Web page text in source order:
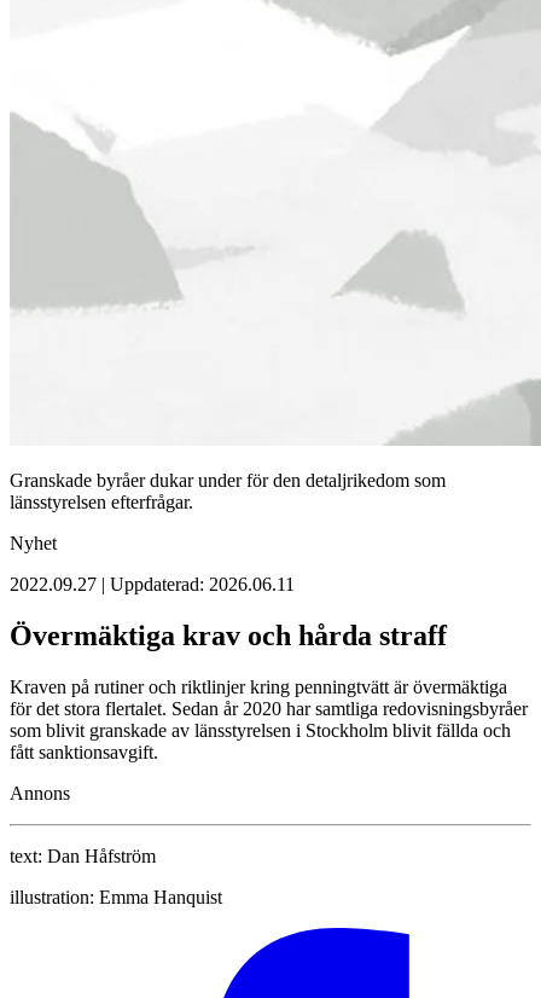
Granskade byråer dukar under för den detaljrikedom som
länsstyrelsen efterfrågar.
Nyhet
2022.09.27 | Uppdaterad: 2026.06.11
Övermäktiga krav och hårda straff
Kraven på rutiner och riktlinjer kring penning­tvätt är övermäktiga
för det stora flertalet. Sedan år 2020 har samtliga ­redo­visningsbyråer
som blivit ­granskade av länsstyrelsen i ­Stockholm blivit fällda och
fått sanktionsavgift.
Annons
text: Dan Håfström
illustration: Emma Hanquist